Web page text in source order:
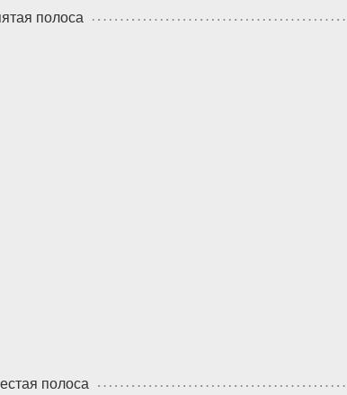
полоса
полоса